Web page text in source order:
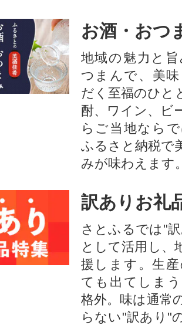
お酒・おつ
地域の魅力と
つまんで、美
だく至福のひと
酎、ワイン、ビ
らご当地なら
ふるさと納税で
みが味わえます
訳ありお礼
さとふるでは"
として活用し、
援します。⽣
ても出てしま
格外。味は通常
らない"訳あり"